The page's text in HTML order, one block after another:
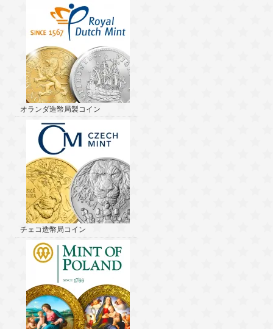
オランダ造幣局製コイン
チェコ造幣局コイン